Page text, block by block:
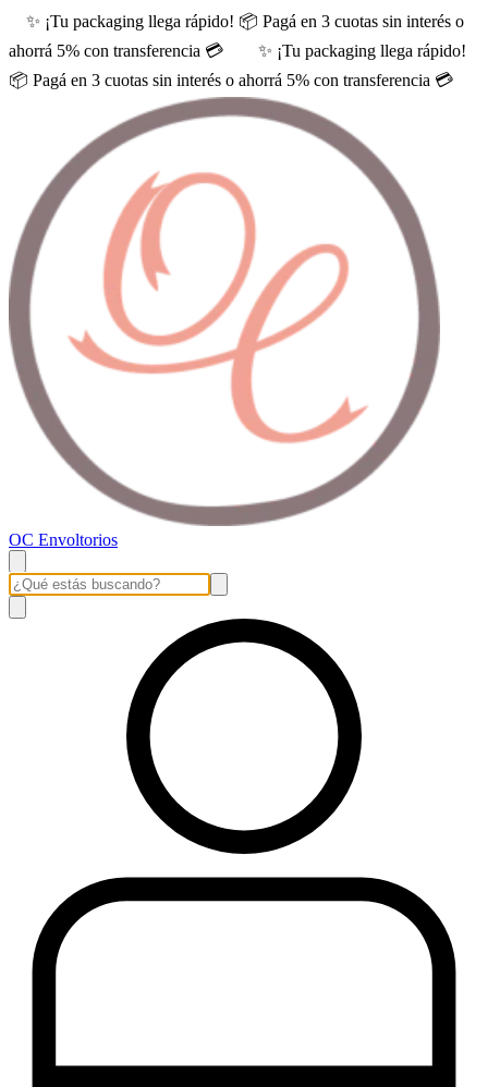
✨ ¡Tu packaging llega rápido! 📦 Pagá en 3 cuotas sin interés o
ahorrá 5% con transferencia 💳
✨ ¡Tu packaging llega rápido!
📦 Pagá en 3 cuotas sin interés o ahorrá 5% con transferencia 💳
OC Envoltorios